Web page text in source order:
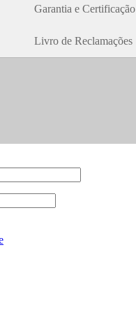
Garantia e Certificação
Livro de Reclamações